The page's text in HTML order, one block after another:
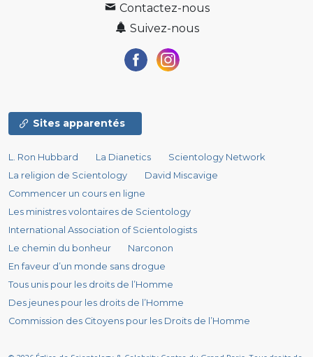
Contactez-nous
Suivez-nous
Sites apparentés
L. Ron Hubbard La Dianetics
Scientology Network
La religion de Scientology
David Miscavige
Commencer un cours en ligne
Les ministres volontaires de Scientology
International Association of Scientologists
Le chemin du bonheur
Narconon
En faveur d’un monde sans drogue
Tous unis pour les droits de l’Homme
Des jeunes pour les droits de l’Homme
Commission des Citoyens pour les Droits de l’Homme